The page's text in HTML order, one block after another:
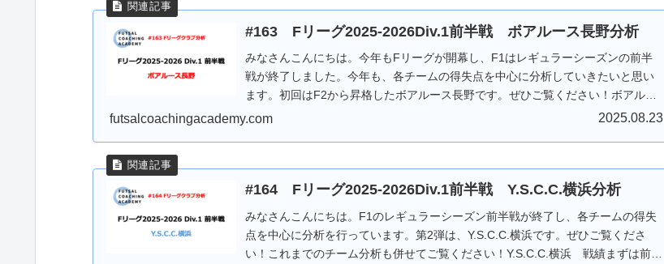
#163 Fリーグ2025-2026Div.1前半戦 ボアルース長野分析
みなさんこんにちは。今年もFリーグが開幕し、F1はレギュラーシーズンの前半
戦が終了しました。今年も、各チームの得失点を中心に分析していきたいと思い
ます。初回はF2から昇格したボアルース長野です。ぜひご覧ください！ボアルー
ス長野 戦績まずは前...
futsalcoachingacademy.com 2025.08.23
#164 Fリーグ2025-2026Div.1前半戦 Y.S.C.C.横浜分析
みなさんこんにちは。F1のレギュラーシーズン前半戦が終了し、各チームの得失
点を中心に分析を行っています。第2弾は、Y.S.C.C.横浜です。ぜひご覧くださ
い！これまでのチーム分析も併せてご覧ください！Y.S.C.C.横浜 戦績まずは前半